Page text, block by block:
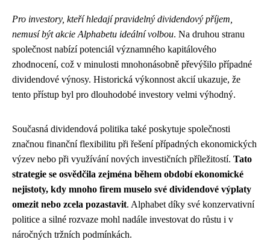
Pro investory, kteří hledají pravidelný dividendový příjem,
nemusí být akcie Alphabetu ideální volbou. Na druhou stranu
společnost nabízí potenciál významného kapitálového
zhodnocení, což v minulosti mnohonásobně převýšilo případné
dividendové výnosy. Historická výkonnost akcií ukazuje, že
tento přístup byl pro dlouhodobé investory velmi výhodný.
Současná dividendová politika také poskytuje společnosti
značnou finanční flexibilitu při řešení případných ekonomických
výzev nebo při využívání nových investičních příležitostí. Tato
strategie se osvědčila zejména během období ekonomické
nejistoty, kdy mnoho firem muselo své dividendové výplaty
omezit nebo zcela pozastavit. Alphabet díky své konzervativní
politice a silné rozvaze mohl nadále investovat do růstu i v
náročných tržních podmínkách.